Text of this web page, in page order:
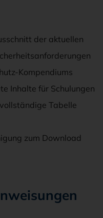
der aktuellen
Kompendiums
Inhalte für Schulungen
Tabelle
zum Download